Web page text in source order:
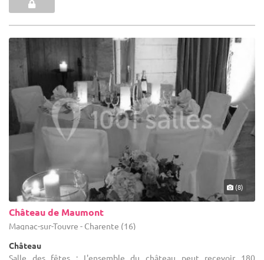
(8)
Château de Maumont
Magnac-sur-Touvre - Charente (16)
Château
Salle des fêtes : L'ensemble du château peut recevoir 180